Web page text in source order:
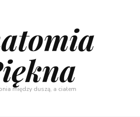
między duszą, a ciałem